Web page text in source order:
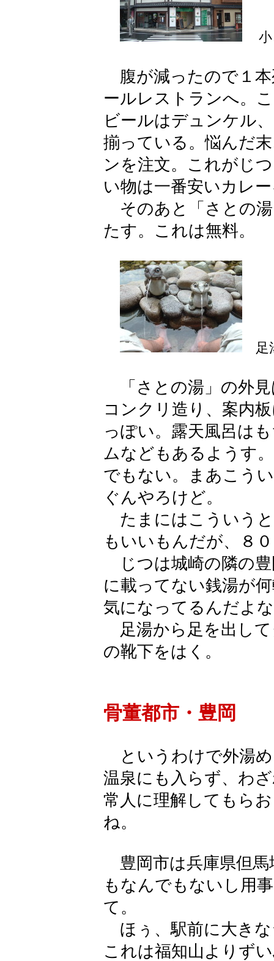
腹が減ったので１本
ールレストランへ。
ビールはデュンケル
揃っている。悩んだ
ンを注文。これがじ
い物は一番安いカレ
そのあと「さとの
たす。これは無料。
足
「さとの湯」の外見
コンクリ造り、案内
っぽい。露天風呂は
ムなどもあるようす
でもない。まあこう
ぐんやろけど。
たまにはこういう
もいいもんだが、８
じつは城崎の隣の豊
に載ってない銭湯が
気になってるんだよ
足湯から足を出し
の靴下をはく。
骨董都市・豊岡
というわけで外湯
温泉にも入らず、わ
常人に理解してもら
ね。
豊岡市は兵庫県但馬
もなんでもないし用
て。
ほぅ、駅前に大き
これは福知山よりず